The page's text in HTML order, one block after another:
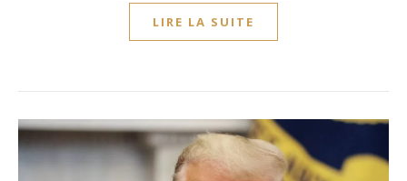
LIRE LA SUITE